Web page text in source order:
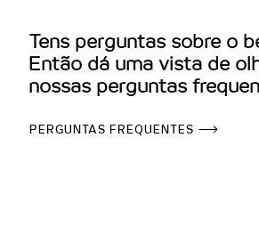
Tens perguntas sobre o
Então dá uma vista de
nossas perguntas
PERGUNTAS FREQUENTES